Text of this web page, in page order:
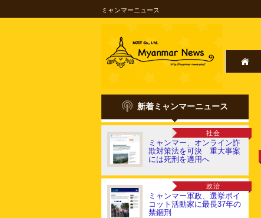
ミャンマーニュース
新着ミャンマーニュース
社会
ミャンマー、オンライン詐
欺対策法を可決 重大事案
には死刑を適用へ
政治
ミャンマー軍政、選挙ボイ
コット活動家に最長37年の
禁錮刑